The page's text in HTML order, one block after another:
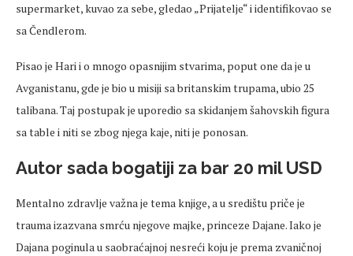
supermarket, kuvao za sebe, gledao „Prijatelje“ i identifikovao se
sa Čendlerom.
Pisao je Hari i o mnogo opasnijim stvarima, poput one da je u
Avganistanu, gde je bio u misiji sa britanskim trupama, ubio 25
talibana. Taj postupak je uporedio sa skidanjem šahovskih figura
sa table i niti se zbog njega kaje, niti je ponosan.
Autor sada bogatiji za bar 20 mil USD
Mentalno zdravlje važna je tema knjige, a u središtu priče je
trauma izazvana smrću njegove majke, princeze Dajane. Iako je
Dajana poginula u saobraćajnoj nesreći koju je prema zvaničnoj